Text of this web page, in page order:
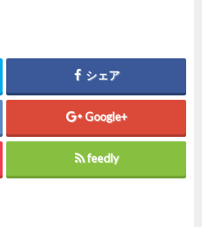
シェア
Google+
feedly